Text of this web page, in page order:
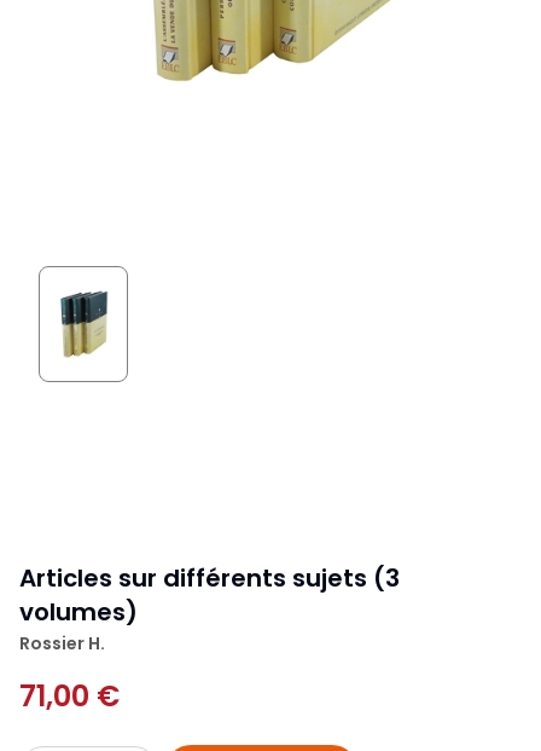
Articles sur différents sujets (3
volumes)
Rossier H.
71,00 €